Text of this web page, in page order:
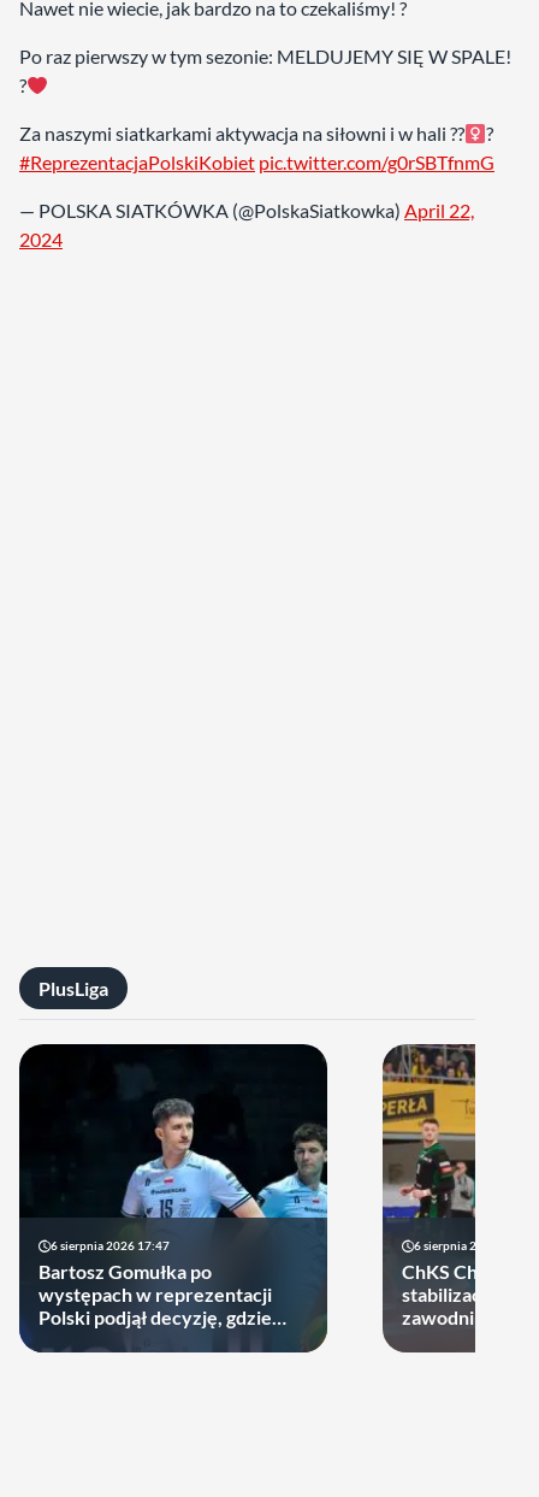
Nawet nie wiecie, jak bardzo na to czekaliśmy! ?
Po raz pierwszy w tym sezonie: MELDUJEMY SIĘ W SPALE!
?
Za naszymi siatkarkami aktywacja na siłowni i w hali ??‍
?
#ReprezentacjaPolskiKobiet pic.twitter.com/g0rSBTfnmG
— POLSKA SIATKÓWKA (@PolskaSiatkowka) April 22,
2024
PlusLiga
6 sierpnia 2026 17:47
Bartosz Gomułka po
występach w reprezentacji
Polski podjął decyzję, gdzie
6 sierpnia 2026 10:14
ChKS Chełm
stabilizację.
zawodników